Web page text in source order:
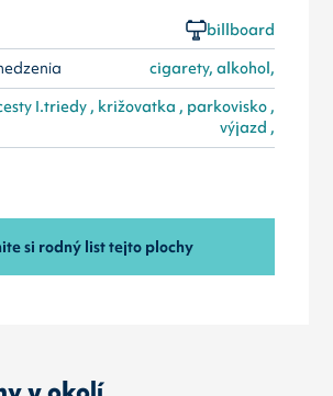
billboard
cigarety, alkohol,
I.triedy , križovatka , parkovisko ,
výjazd ,
si rodný list tejto plochy